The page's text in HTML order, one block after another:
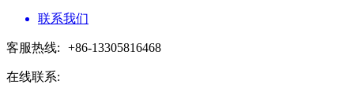
联系我们
客服热线: +86-13305816468
在线联系: